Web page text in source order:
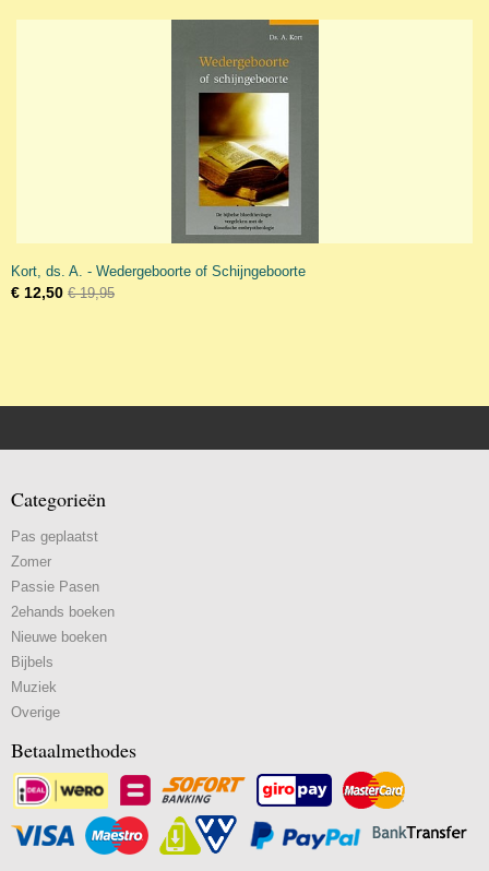
Kort, ds. A. - Wedergeboorte of Schijngeboorte
€ 12,50 € 19,95
Categorieën
Pas geplaatst
Zomer
Passie Pasen
2ehands boeken
Nieuwe boeken
Bijbels
Muziek
Overige
Betaalmethodes